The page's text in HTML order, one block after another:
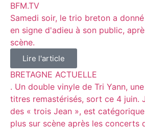
BFM.TV
Samedi soir, le trio breton a
en signe d'adieu à son public,
scène.
Lire l'article
BRETAGNE ACTUELLE
. Un double vinyle de Tri Yann,
titres remastérisés, sort ce 4 juin.
des « trois Jean », est
plus sur scène après les concerts